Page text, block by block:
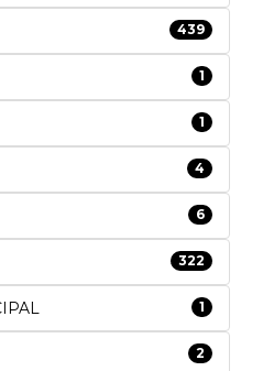
439
1
1
4
6
322
1
2